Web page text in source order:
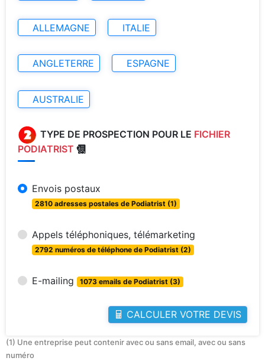
ALLEMAGNE ITALIE
ANGLETERRE ESPAGNE
AUSTRALIE
TYPE DE PROSPECTION POUR LE FICHIER
PODIATRIST
Envois postaux
2810 adresses postales de Podiatrist (1)
Appels téléphoniques, télémarketing
2792 numéros de téléphone de Podiatrist (2)
E-mailing 1073 emails de Podiatrist (3)
CALCULER VOTRE DEVIS
(1) Une entreprise peut contenir avec ou sans email, avec ou sans
numéro